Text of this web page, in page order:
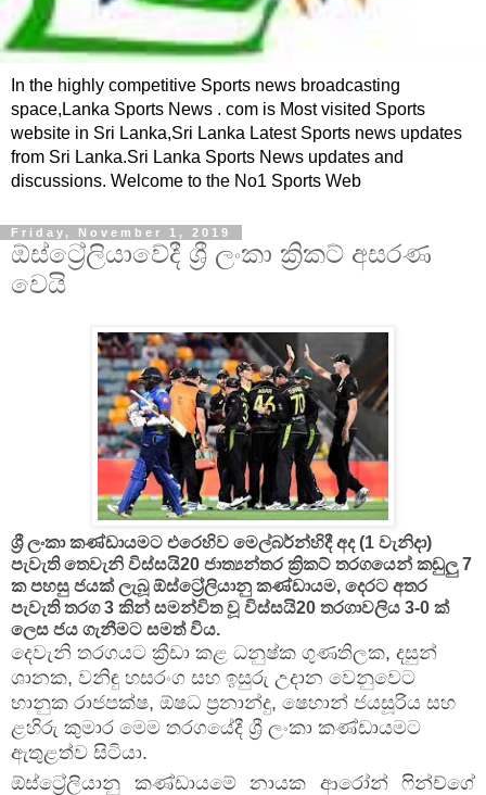
In the highly competitive Sports news broadcasting
space,Lanka Sports News . com is Most visited Sports
website in Sri Lanka,Sri Lanka Latest Sports news updates
from Sri Lanka.Sri Lanka Sports News updates and
discussions. Welcome to the No1 Sports Web
Friday, November 1, 2019
ඕස්ට්‍රේලියාවේදී ශ්‍රී ලංකා ක්‍රිකට් අසරණ
වෙයි
ශ්‍රී ලංකා කණ්ඩායමට එරෙහිව මෙල්බර්න්හිදී අද (1 වැනිදා)
පැවැති තෙවැනි විස්සයි20 ජාත්‍යන්තර ක්‍රිකට් තරගයෙන් කඩුලු 7
ක පහසු ජයක් ලැබූ ඕස්ට්‍රේලියානු කණ්ඩායම, දෙරට අතර
පැවැති තරග 3 කින් සමන්විත වූ විස්සයි20 තරගාවලිය 3-0 ක්
ලෙස ජය ගැනීමට සමත් විය.
දෙවැනි තරගයට ක්‍රීඩා කළ ධනුෂ්ක ගුණතිලක, දසුන්
ශානක, වනිඳු හසරංග සහ ඉසුරු උදාන වෙනුවෙට
භානුක රාජපක්ෂ, ඕෂධ ප්‍රනාන්දු, ෂෙහාන් ජයසූරිය සහ
ළහිරු කුමාර මෙම තරගයේදී ශ්‍රී ලංකා කණ්ඩායමට
ඇතුළත්ව සිටියා.
ඕස්ට්‍රේලියානු කණ්ඩායමේ නායක ආරෝන් ෆින්ච්ගේ